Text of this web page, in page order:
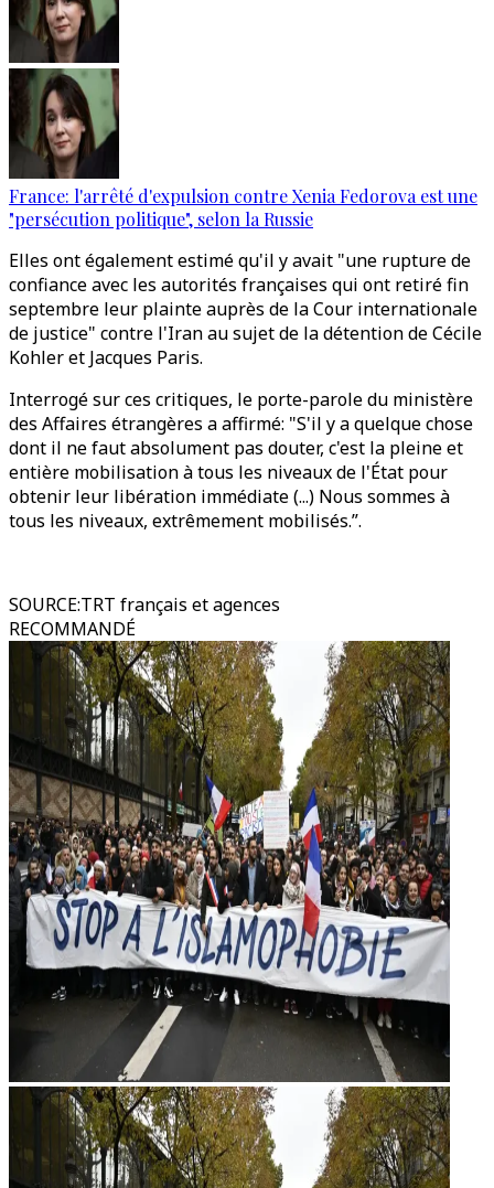
France: l'arrêté d'expulsion contre Xenia Fedorova est une
"persécution politique", selon la Russie
Elles ont également estimé qu'il y avait "une rupture de
confiance avec les autorités françaises qui ont retiré fin
septembre leur plainte auprès de la Cour internationale
de justice" contre l'Iran au sujet de la détention de Cécile
Kohler et Jacques Paris.
Interrogé sur ces critiques, le porte-parole du ministère
des Affaires étrangères a affirmé: "S'il y a quelque chose
dont il ne faut absolument pas douter, c'est la pleine et
entière mobilisation à tous les niveaux de l'État pour
obtenir leur libération immédiate (...) Nous sommes à
tous les niveaux, extrêmement mobilisés.”.
SOURCE:TRT français et agences
RECOMMANDÉ